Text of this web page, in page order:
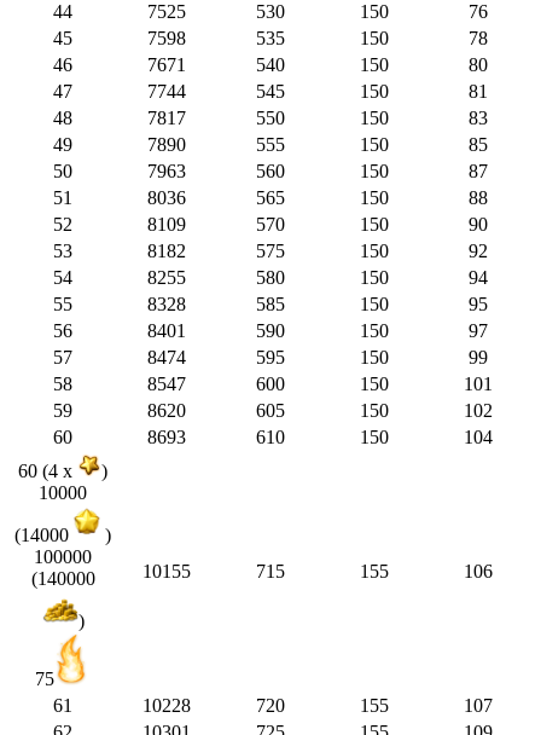
44
7525 530 150
76
45
7598 535 150
78
46
7671 540 150
80
47
7744 545 150
81
48
7817 550 150
83
49
7890 555 150
85
50
7963 560 150
87
51
8036 565 150
88
52
8109 570 150
90
53
8182 575 150
92
54
8255 580 150
94
55
8328 585 150
95
56
8401 590 150
97
57
8474 595 150
99
58
8547 600 150
101
59
8620 605 150
102
60
8693 610 150
104
60 (4 x
)
10000
(14000
)
100000
(140000
)
75
10155 715 155 106
61 10228 720 155
107